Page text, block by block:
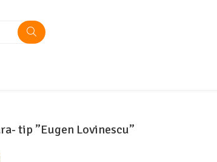
tip ”Eugen Lovinescu”